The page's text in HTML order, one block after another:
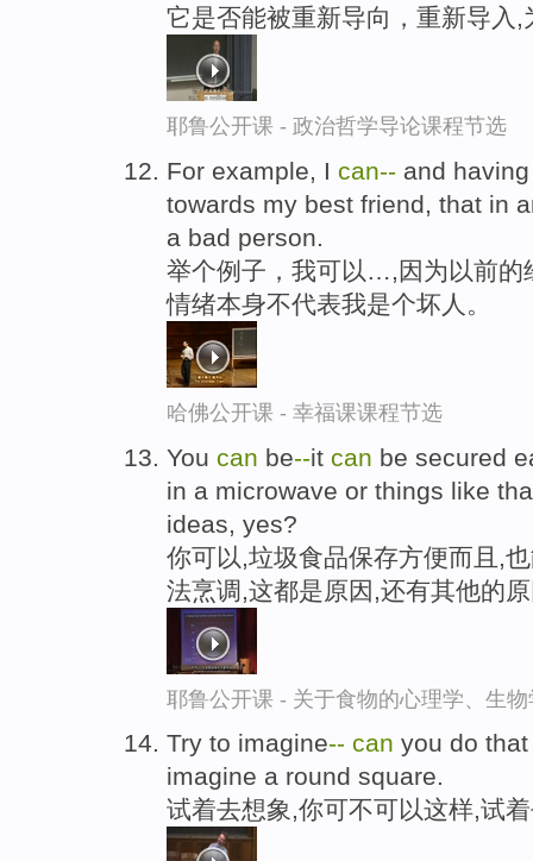
它是否能被重新导向，重新导入,
耶鲁公开课 - 政治哲学导论课程节选
For example, I can-- and
towards my best friend, that in
a bad person.
举个例子，我可以…,因为以前的
情绪本身不代表我是个坏人。
哈佛公开课 - 幸福课课程节选
You can be--it can be secured
in a microwave or things like
ideas, yes?
你可以,垃圾食品保存方便而且,
法烹调,这都是原因,还有其他的
耶鲁公开课 - 关于食物的心理学、生
Try to imagine-- can you do
imagine a round square.
试着去想象,你可不可以这样,试